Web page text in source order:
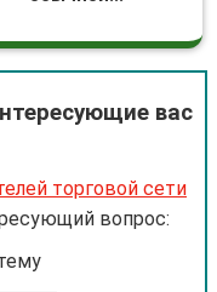
вас
торговой сети
вопрос: